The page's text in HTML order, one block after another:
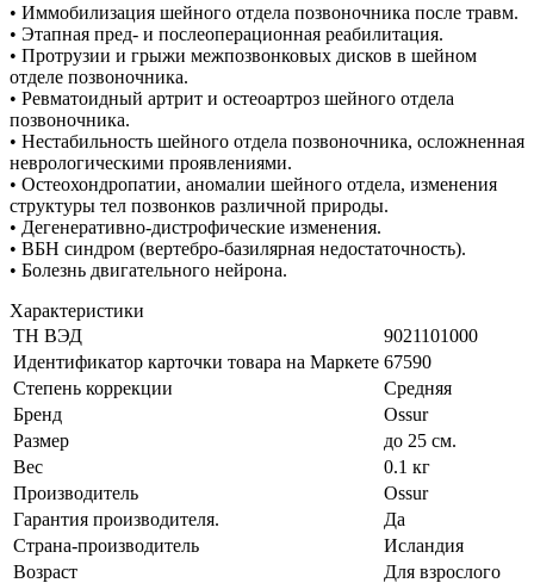
• Иммобилизация шейного отдела позвоночника после травм.
• Этапная пред- и послеоперационная реабилитация.
• Протрузии и грыжи межпозвонковых дисков в шейном
отделе позвоночника.
• Ревматоидный артрит и остеоартроз шейного отдела
позвоночника.
• Нестабильность шейного отдела позвоночника, осложненная
неврологическими проявлениями.
• Остеохондропатии, аномалии шейного отдела, изменения
структуры тел позвонков различной природы.
• Дегенеративно-дистрофические изменения.
• ВБН синдром (вертебро-базилярная недостаточность).
• Болезнь двигательного нейрона.
Характеристики
ТН ВЭД
9021101000
Идентификатор карточки товара на Маркете 67590
Степень коррекции
Средняя
Бренд
Ossur
Размер
до 25 см.
Вес
0.1 кг
Производитель
Ossur
Гарантия производителя.
Да
Страна-производитель
Исландия
Возраст
Для взрослого